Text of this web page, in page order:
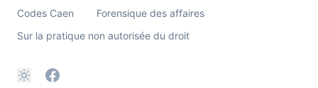
Codes Caen
Forensique des affaires
Sur la pratique non autorisée du droit